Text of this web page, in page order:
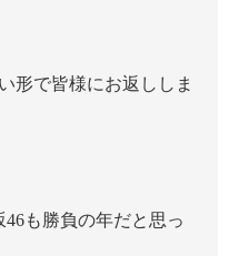
形で皆様にお返ししま
も勝負の年だと思っ